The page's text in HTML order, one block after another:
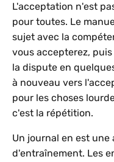
L'acceptation n'est
pour toutes. Le
sujet avec la
vous accepterez,
la dispute en
à nouveau vers
pour les choses
c'est la répétition.
Un journal en est une
d'entraînement. Les